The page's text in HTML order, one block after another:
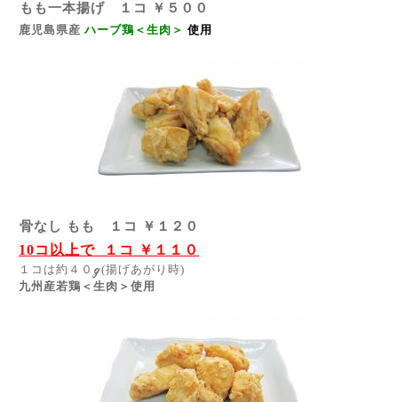
もも一本揚げ １コ ￥５００
鹿児島県産 ハーブ鶏＜生肉＞ 使用
骨なし もも １コ ￥１２０
10コ以上で １コ ￥１１０
１コは約４０ℊ(揚げあがり時)
九州産若鶏＜生肉＞使用